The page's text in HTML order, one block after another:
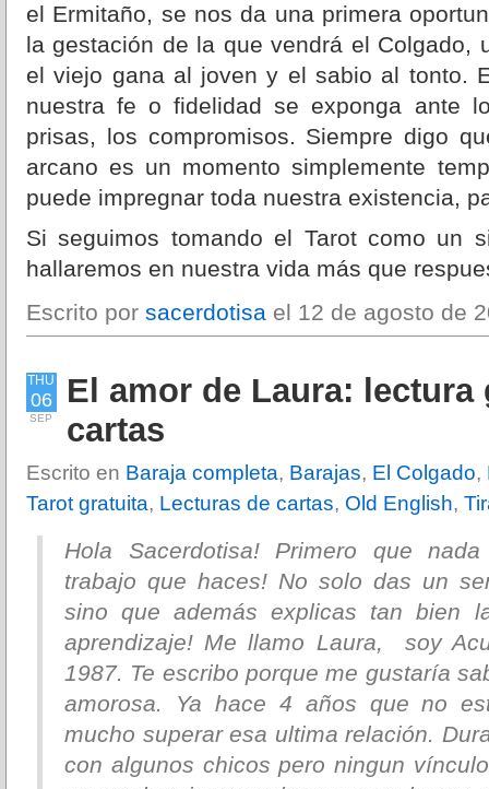
el Ermitaño, se nos da una primera
la gestación de la que vendrá el Colgado,
el viejo gana al joven y el sabio al tonto.
nuestra fe o fidelidad se exponga ante
prisas, los compromisos. Siempre digo
arcano es un momento simplemente
puede impregnar toda nuestra existencia,
Si seguimos tomando el Tarot como un
hallaremos en nuestra vida más que
Escrito por sacerdotisa el 12 de agosto de
THU
06
SEP
El amor de Laura: lectura
cartas
Escrito en Baraja completa, Barajas, El Colgado,
Tarot gratuita, Lecturas de cartas, Old English,
Hola Sacerdotisa! Primero que
trabajo que haces! No solo das un
sino que además explicas tan bien
aprendizaje! Me llamo Laura, soy
1987. Te escribo porque me gustaría
amorosa. Ya hace 4 años que no
mucho superar esa ultima relación.
con algunos chicos pero ningun